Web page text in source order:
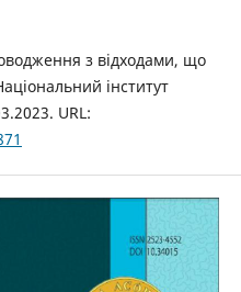
з відходами, що
інститут
URL: